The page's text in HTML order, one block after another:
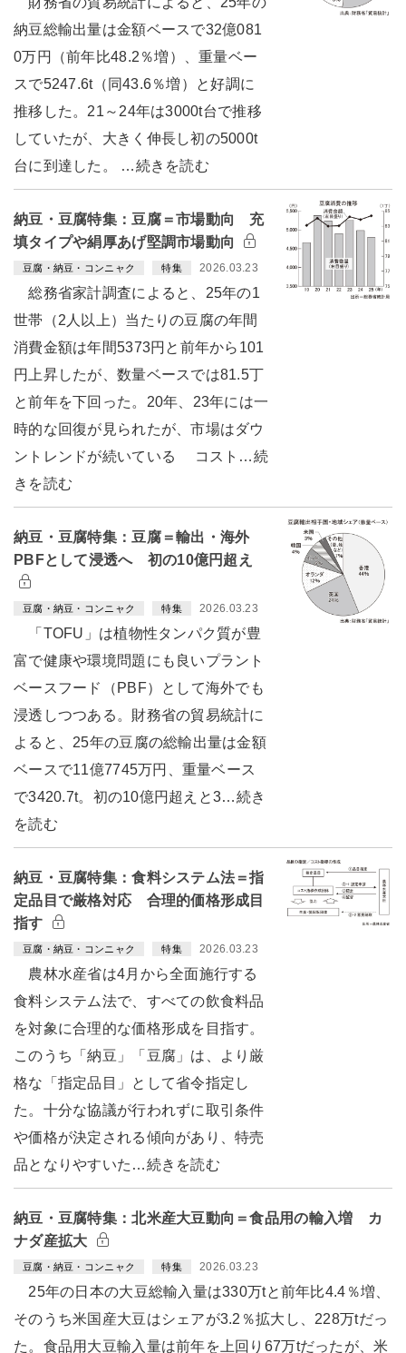
納豆総輸出量は金額ベースで32億081
0万円（前年比48.2％増）、重量ベー
スで5247.6t（同43.6％増）と好調に
推移した。21～24年は3000t台で推移
していたが、大きく伸長し初の5000t
台に到達した。 …続きを読む
納豆・豆腐特集：豆腐＝市場動向 充
填タイプや絹厚あげ堅調市場動向
豆腐・納豆・コンニャク 特集 2026.03.23
総務省家計調査によると、25年の1
世帯（2人以上）当たりの豆腐の年間
消費金額は年間5373円と前年から101
円上昇したが、数量ベースでは81.5丁
と前年を下回った。20年、23年には一
時的な回復が見られたが、市場はダウ
ントレンドが続いている コスト…続
きを読む
納豆・豆腐特集：豆腐＝輸出・海外
PBFとして浸透へ 初の10億円超え
豆腐・納豆・コンニャク 特集 2026.03.23
「TOFU」は植物性タンパク質が豊
富で健康や環境問題にも良いプラント
ベースフード（PBF）として海外でも
浸透しつつある。財務省の貿易統計に
よると、25年の豆腐の総輸出量は金額
ベースで11億7745万円、重量ベース
で3420.7t。初の10億円超えと3…続き
を読む
納豆・豆腐特集：食料システム法＝指
定品目で厳格対応 合理的価格形成目
指す
豆腐・納豆・コンニャク 特集 2026.03.23
農林水産省は4月から全面施行する
食料システム法で、すべての飲食料品
を対象に合理的な価格形成を目指す。
このうち「納豆」「豆腐」は、より厳
格な「指定品目」として省令指定し
た。十分な協議が行われずに取引条件
や価格が決定される傾向があり、特売
品となりやすいた…続きを読む
納豆・豆腐特集：北米産大豆動向＝食品用の輸入増 カ
ナダ産拡大
豆腐・納豆・コンニャク 特集 2026.03.23
25年の日本の大豆総輸入量は330万tと前年比4.4％増、
そのうち米国産大豆はシェアが3.2％拡大し、228万tだっ
た。食品用大豆輸入量は前年を上回り67万tだったが、米